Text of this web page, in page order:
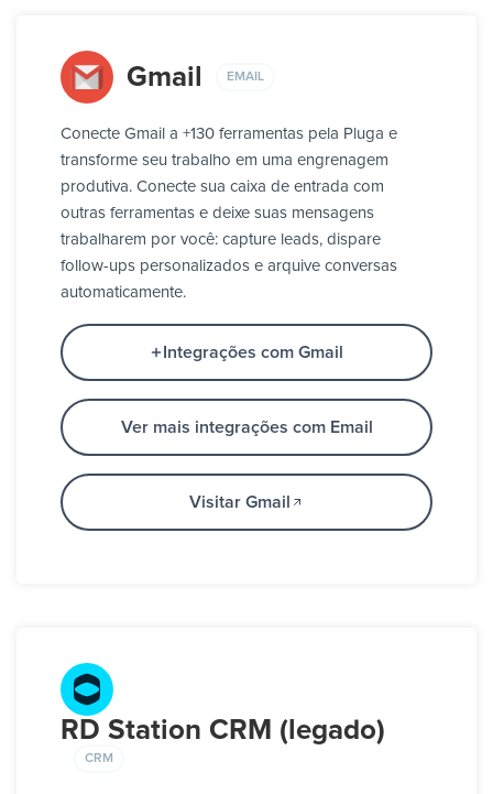
Gmail EMAIL
Conecte Gmail a +130 ferramentas pela Pluga e
transforme seu trabalho em uma engrenagem
produtiva. Conecte sua caixa de entrada com
outras ferramentas e deixe suas mensagens
trabalharem por você: capture leads, dispare
follow-ups personalizados e arquive conversas
automaticamente.
Integrações com Gmail
Ver mais integrações com Email
Visitar Gmail
RD Station CRM (legado)
CRM